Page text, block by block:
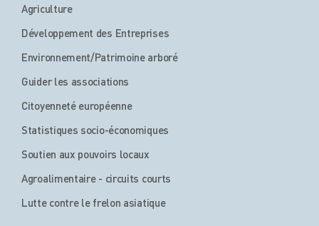
Agriculture
Développement des Entreprises
Environnement/Patrimoine arboré
Guider les associations
Citoyenneté européenne
Statistiques socio-économiques
Soutien aux pouvoirs locaux
Agroalimentaire - circuits courts
Lutte contre le frelon asiatique